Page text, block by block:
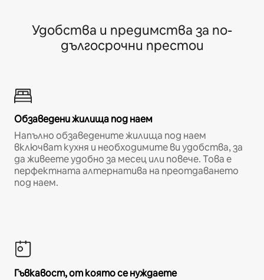
Удобства и предимства за по-
дългосрочни престои
Обзаведени жилища под наем
Напълно обзаведените жилища под наем
включват кухня и необходимите ви удобства, за
да живеете удобно за месец или повече. Това е
перфектната алтернатива на преотдаването
под наем.
Гъвкавост, от която се нуждаете